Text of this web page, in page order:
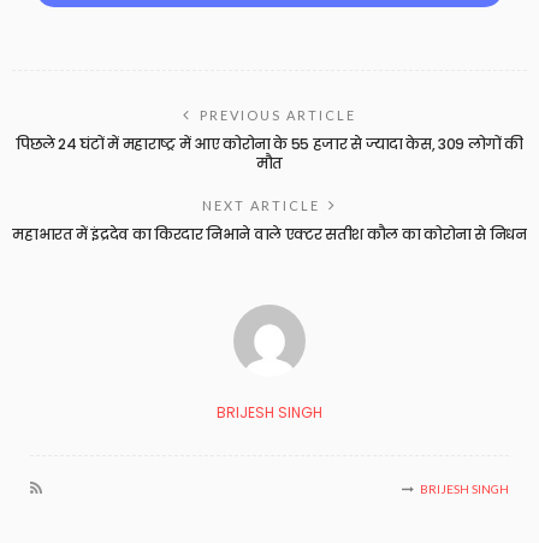
PREVIOUS ARTICLE
पिछले 24 घंटों में महाराष्ट्र में आए कोरोना के 55 हजार से ज्यादा केस, 309 लोगों की
मौत
NEXT ARTICLE
महाभारत में इंद्रदेव का किरदार निभाने वाले एक्टर सतीश कौल का कोरोना से निधन
BRIJESH SINGH
BRIJESH SINGH